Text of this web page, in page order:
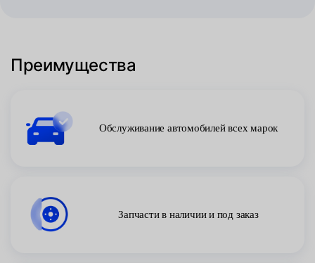
Преимущества
Обслуживание автомобилей всех марок
Запчасти в наличии и под заказ